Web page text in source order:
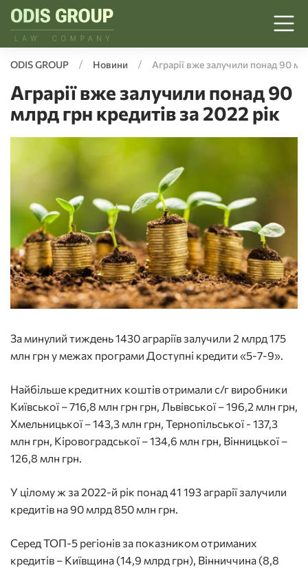
ODIS GROUP Новини Аграрії вже залучили понад 90
Аграрії вже залучили понад 90
млрд грн кредитів за 2022 рік
За минулий тиждень 1430 аграріїв залучили 2 млрд 175
млн грн у межах програми Доступні кредити «5-7-9».
Найбільше кредитних коштів отримали с/г виробники
Київської – 716,8 млн грн грн, Львівської – 196,2 млн грн,
Хмельницької – 143,3 млн грн, Тернопільської - 137,3
млн грн, Кіровоградської – 134,6 млн грн, Вінницької –
126,8 млн грн.
У цілому ж за 2022-й рік понад 41 193 аграрії залучили
кредитів на 90 млрд 850 млн грн.
Серед ТОП-5 регіонів за показником отриманих
кредитів – Київщина (14,9 млрд грн), Вінниччина (8,8